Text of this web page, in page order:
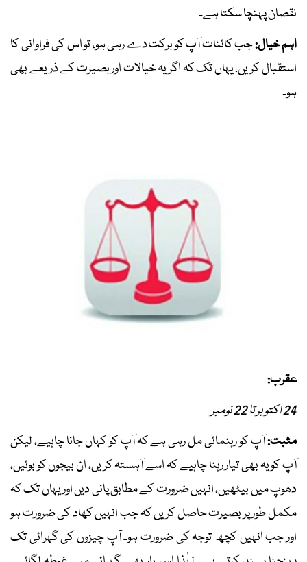
نقصان پہنچا سکتا ہے۔
اہم خیال:جب کائنات آپ کو برکت دے رہی ہو، تو اس کی فراوانی کا
استقبال کریں، یہاں تک کہ اگر یہ خیالات اور بصیرت کے ذریعے بھی
ہو۔
عقرب:
24 اکتوبر تا 22 نومبر
مثبت:آپ کو رہنمائی مل رہی ہے کہ آپ کو کہاں جانا چاہیے، لیکن
آپ کو یہ بھی تیار رہنا چاہیے کہ اسے آہستہ کریں، ان بیجوں کو بوئیں،
دھوپ میں بیٹھیں، انہیں ضرورت کے مطابق پانی دیں اور یہاں تک کہ
مکمل طور پر بصیرت حاصل کریں کہ جب انہیں کھاد کی ضرورت ہو
اور جب انہیں کچھ توجہ کی ضرورت ہو۔ آپ چیزوں کی گہرائی تک